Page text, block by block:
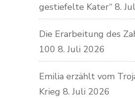
gestiefelte Kater“ 8.
Die Erarbeitung des
100 8. Juli 2026
Emilia erzählt vom
Krieg 8. Juli 2026